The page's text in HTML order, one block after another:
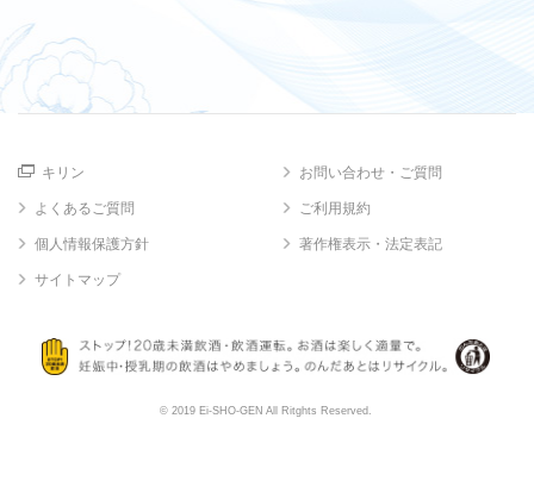
キリン お問い合わせ・ご質問
よくあるご質問 ご利用規約
個人情報保護方針 著作権表示・法定表記
サイトマップ
© 2019 Ei-SHO-GEN All Ritghts Reserved.